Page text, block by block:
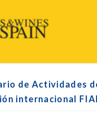
de Actividades
internacional